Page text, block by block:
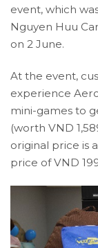
event, which
Nguyen Huu
on 2 June.
At the event,
experience
mini-games to
(worth VND
original price is
price of VND